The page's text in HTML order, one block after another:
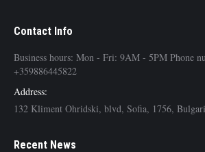
Contact Info
Business hours: Mon - Fri: 9AM - 5PM Phone
+359886445822
Address:
132 Kliment Ohridski, blvd, Sofia, 1756,
Recent News